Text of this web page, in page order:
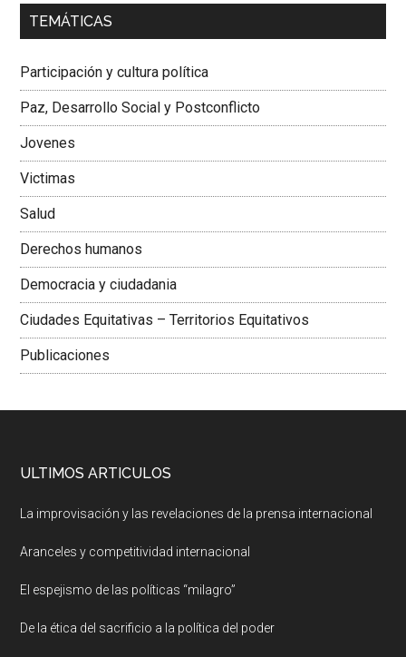
00:00 01:04
Dra. Carolina Corcho Mejía,Presidenta Corporación
Colombiana
TEMÁTICAS
Participación y cultura política
Paz, Desarrollo Social y Postconflicto
Jovenes
Victimas
Salud
Derechos humanos
Democracia y ciudadania
Ciudades Equitativas – Territorios Equitativos
Publicaciones
ULTIMOS ARTICULOS
La improvisación y las revelaciones de la prensa internacional
Aranceles y competitividad internacional
El espejismo de las políticas “milagro”
De la ética del sacrificio a la política del poder